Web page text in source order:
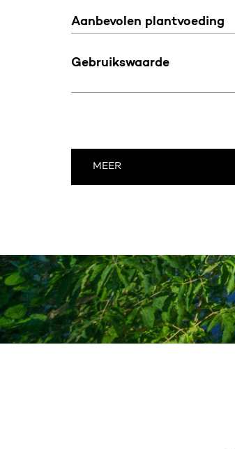
Aanbevolen plantvoeding
Gebruikswaarde
MEER